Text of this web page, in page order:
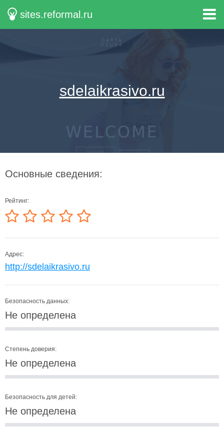
sites.reformal.ru
sdelaikrasivo.ru
Основные сведения:
Рейтинг:
Адрес:
http://sdelaikrasivo.ru
Безопасность данных:
Не определена
Степень доверия:
Не определена
Безопасность для детей:
Не определена